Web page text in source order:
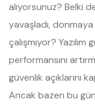
alıyorsunuz? Belki
yavaşladı,
çalışmıyor?
performansını
güvenlik açıklarını
Ancak bazen bu